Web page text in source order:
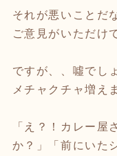
それが悪いことだ
ご意見がいただけ
ですが、、噓でし
メチャクチャ増え
「え？！カレー屋
か？」「前にいた